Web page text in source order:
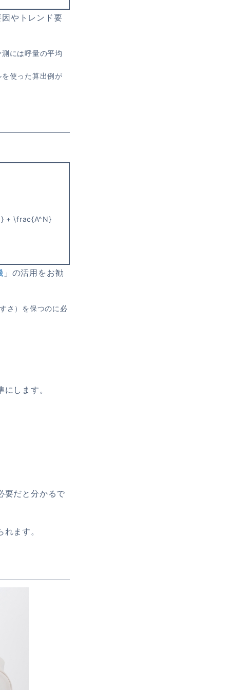
やトレンド要
には呼量の平均
使った算出例が
」の活用をお勧
さ）を保つのに必
します。
要だと分かるで
ます。